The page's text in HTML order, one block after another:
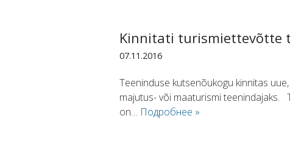
Kinnitati turismiettevõtte
07.11.2016
Teeninduse kutsenõukogu kinnitas
majutus- või maaturismi teenindajaks.
on… Подробнее »